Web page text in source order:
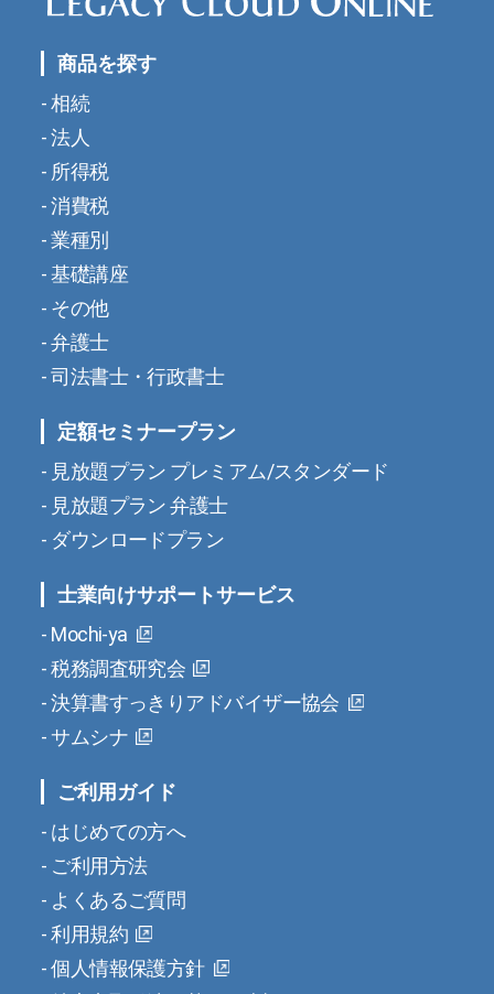
商品を探す
相続
法人
所得税
消費税
業種別
基礎講座
その他
弁護士
司法書士・行政書士
定額セミナープラン
見放題プラン プレミアム/スタンダード
見放題プラン 弁護士
ダウンロードプラン
士業向けサポートサービス
Mochi-ya
税務調査研究会
決算書すっきりアドバイザー協会
サムシナ
ご利用ガイド
はじめての方へ
ご利用方法
よくあるご質問
利用規約
個人情報保護方針